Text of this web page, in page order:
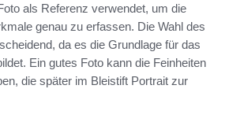
als Referenz verwendet, um die
genau zu erfassen. Die Wahl des
da es die Grundlage für das
Ein gutes Foto kann die Feinheiten
die später im Bleistift Portrait zur